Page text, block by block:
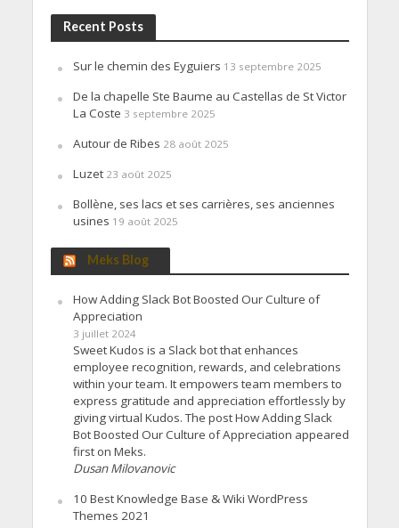
Recent Posts
Sur le chemin des Eyguiers 13 septembre 2025
De la chapelle Ste Baume au Castellas de St Victor
La Coste 3 septembre 2025
Autour de Ribes 28 août 2025
Luzet 23 août 2025
Bollène, ses lacs et ses carrières, ses anciennes
usines 19 août 2025
Meks Blog
How Adding Slack Bot Boosted Our Culture of
Appreciation
3 juillet 2024
Sweet Kudos is a Slack bot that enhances
employee recognition, rewards, and celebrations
within your team. It empowers team members to
express gratitude and appreciation effortlessly by
giving virtual Kudos. The post How Adding Slack
Bot Boosted Our Culture of Appreciation appeared
first on Meks.
Dusan Milovanovic
10 Best Knowledge Base & Wiki WordPress
Themes 2021